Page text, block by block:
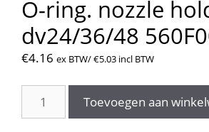
O-ring. nozzle
dv24/36/48
€4.16 ex BTW/€5.03 incl BTW
ring.
Toevoegen aan